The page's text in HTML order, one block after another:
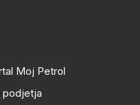
Moj Petrol
podjetja